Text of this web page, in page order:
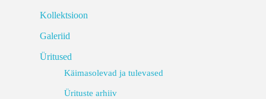
Kollektsioon
Galeriid
Üritused
Käimasolevad ja tulevased
Ürituste arhiiv